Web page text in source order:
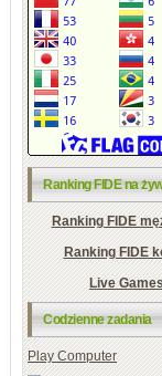
Ranking FIDE na
Ranking FIDE
Ranking FIDE
Live
Codzienne zadania
Play Computer